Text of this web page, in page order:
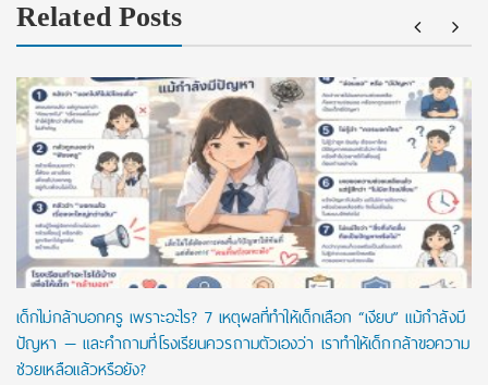
Related Posts
เด็กไม่กล้าบอกครู เพราะอะไร? 7 เหตุผลที่ทำให้เด็กเลือก “เงียบ” แม้กำลังมี
ปัญหา — และคำถามที่โรงเรียนควรถามตัวเองว่า เราทำให้เด็กกล้าขอความ
ช่วยเหลือแล้วหรือยัง?